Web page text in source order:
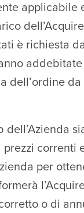
applicabile
è richiesta
addebitate
dell’ordine da
dell’Azienda
correnti
per
o di